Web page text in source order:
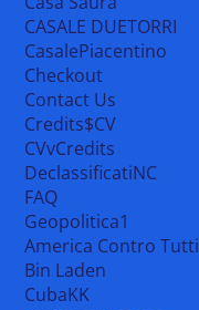
CASALE DUETORRI
CasalePiacentino
Checkout
Contact Us
Credits$CV
CVvCredits
DeclassificatiNC
FAQ
Geopolitica1
America Contro Tutti
Bin Laden
CubaKK